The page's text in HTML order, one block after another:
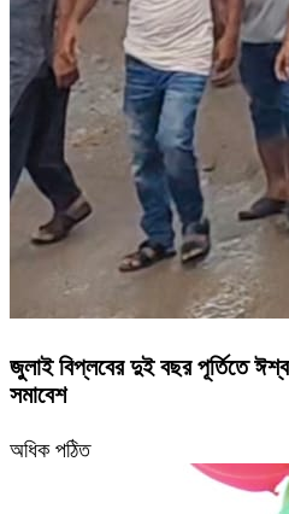
জুলাই বিপ্লবের দুই বছর পূর্তিতে
সমাবেশ
অধিক পঠিত